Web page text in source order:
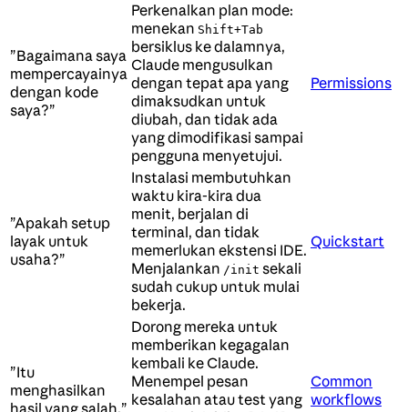
”Bagaimana saya
mempercayainya
dengan kode
saya?”
Perkenalkan plan mode:
menekan Shift+Tab
bersiklus ke dalamnya,
Claude mengusulkan
dengan tepat apa yang
dimaksudkan untuk
diubah, dan tidak ada
yang dimodifikasi sampai
pengguna menyetujui.
Permissions
”Apakah setup
layak untuk
usaha?”
Instalasi membutuhkan
waktu kira-kira dua
menit, berjalan di
terminal, dan tidak
memerlukan ekstensi IDE.
Menjalankan /init sekali
sudah cukup untuk mulai
bekerja.
Quickstart
”Itu
menghasilkan
Dorong mereka untuk
memberikan kegagalan
kembali ke Claude.
Menempel pesan
kesalahan atau test yang
Common
workflows